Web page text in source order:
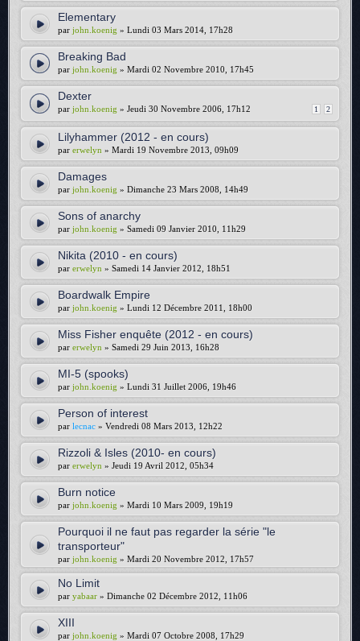
Elementary
par john.koenig » Lundi 03 Mars 2014, 17h28
Breaking Bad
par john.koenig » Mardi 02 Novembre 2010, 17h45
Dexter
1 2
par john.koenig » Jeudi 30 Novembre 2006, 17h12
Lilyhammer (2012 - en cours)
par erwelyn » Mardi 19 Novembre 2013, 09h09
Damages
par john.koenig » Dimanche 23 Mars 2008, 14h49
Sons of anarchy
par john.koenig » Samedi 09 Janvier 2010, 11h29
Nikita (2010 - en cours)
par erwelyn » Samedi 14 Janvier 2012, 18h51
Boardwalk Empire
par john.koenig » Lundi 12 Décembre 2011, 18h00
Miss Fisher enquête (2012 - en cours)
par erwelyn » Samedi 29 Juin 2013, 16h28
MI-5 (spooks)
par john.koenig » Lundi 31 Juillet 2006, 19h46
Person of interest
par lecnac » Vendredi 08 Mars 2013, 12h22
Rizzoli & Isles (2010- en cours)
par erwelyn » Jeudi 19 Avril 2012, 05h34
Burn notice
par john.koenig » Mardi 10 Mars 2009, 19h19
Pourquoi il ne faut pas regarder la série "le
transporteur"
par john.koenig » Mardi 20 Novembre 2012, 17h57
No Limit
par yabaar » Dimanche 02 Décembre 2012, 11h06
XIII
par john.koenig » Mardi 07 Octobre 2008, 17h29